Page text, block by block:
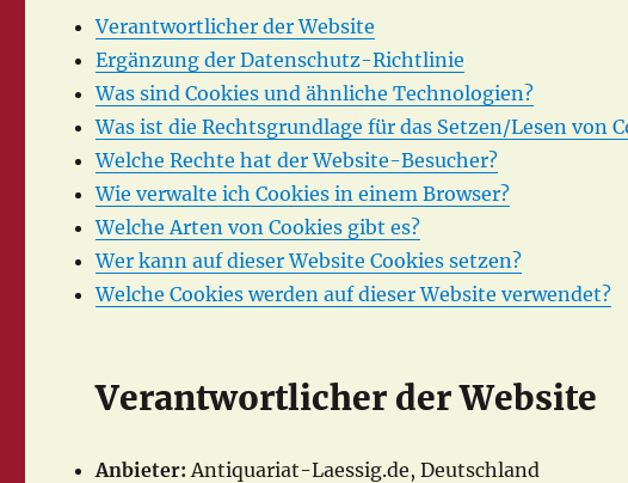
Verantwortlicher der Website
Ergänzung der Datenschutz-Richtlinie
Was sind Cookies und ähnliche Technologien?
Was ist die Rechtsgrundlage für das Setzen/Lesen von
Welche Rechte hat der Website-Besucher?
Wie verwalte ich Cookies in einem Browser?
Welche Arten von Cookies gibt es?
Wer kann auf dieser Website Cookies setzen?
Welche Cookies werden auf dieser Website verwendet?
Verantwortlicher der Website
Anbieter:Antiquariat-Laessig.de, Deutschland